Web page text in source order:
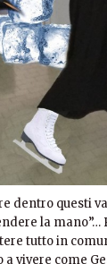
dentro questi
la mano”…
tutto in
a vivere come